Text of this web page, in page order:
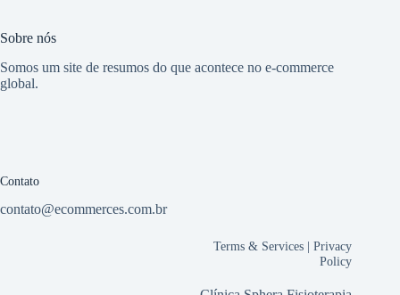
Sobre nós
Somos um site de resumos do que acontece no e-commerce
global.
Contato
contato@ecommerces.com.br
Terms & Services |Privacy
Policy